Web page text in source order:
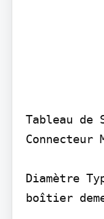
Tableau de
Connecteur
Diamètre
boîtier